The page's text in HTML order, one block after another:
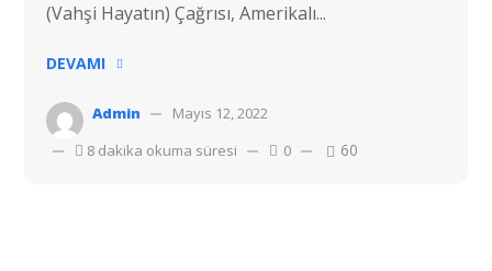
(Vahşi Hayatın) Çağrısı, Amerikalı...
DEVAMI
Admin
Mayıs 12, 2022
8 dakika okuma süresi
0 60